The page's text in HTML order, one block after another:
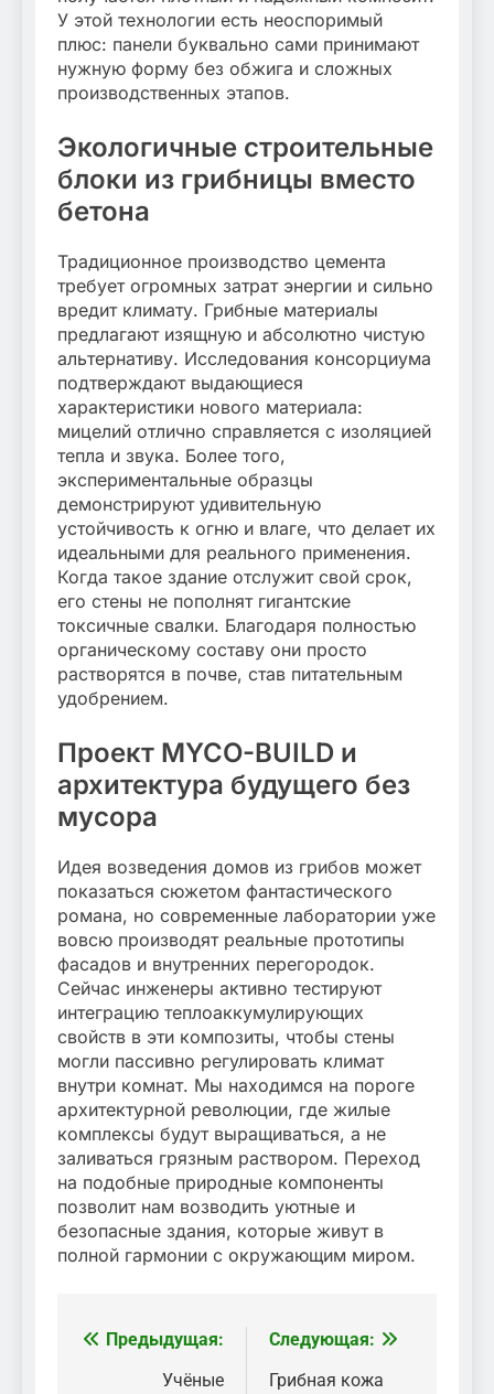
У этой технологии есть неоспоримый
плюс: панели буквально сами принимают
нужную форму без обжига и сложных
производственных этапов.
Экологичные строительные
блоки из грибницы вместо
бетона
Традиционное производство цемента
требует огромных затрат энергии и сильно
вредит климату. Грибные материалы
предлагают изящную и абсолютно чистую
альтернативу. Исследования консорциума
подтверждают выдающиеся
характеристики нового материала:
мицелий отлично справляется с изоляцией
тепла и звука. Более того,
экспериментальные образцы
демонстрируют удивительную
устойчивость к огню и влаге, что делает их
идеальными для реального применения.
Когда такое здание отслужит свой срок,
его стены не пополнят гигантские
токсичные свалки. Благодаря полностью
органическому составу они просто
растворятся в почве, став питательным
удобрением.
Проект MYCO-BUILD и
архитектура будущего без
мусора
Идея возведения домов из грибов может
показаться сюжетом фантастического
романа, но современные лаборатории уже
вовсю производят реальные прототипы
фасадов и внутренних перегородок.
Сейчас инженеры активно тестируют
интеграцию теплоаккумулирующих
свойств в эти композиты, чтобы стены
могли пассивно регулировать климат
внутри комнат. Мы находимся на пороге
архитектурной революции, где жилые
комплексы будут выращиваться, а не
заливаться грязным раствором. Переход
на подобные природные компоненты
позволит нам возводить уютные и
безопасные здания, которые живут в
полной гармонии с окружающим миром.
Навигация
Предыдущая:
Учёные
Следующая:
Грибная кожа